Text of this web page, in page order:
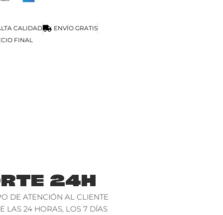
CALIDAD
ENVÍO GRATIS
FINAL
24H
DE ATENCIÓN AL CLIENTE
LAS 24 HORAS, LOS 7 DÍAS